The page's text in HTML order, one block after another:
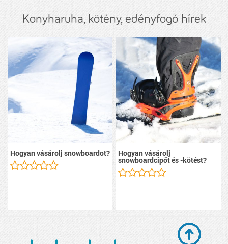
Konyharuha, kötény, edényfogó hírek
Hogyan vásárolj snowboardot? Hogyan vásárolj
snowboardcipőt és -kötést?